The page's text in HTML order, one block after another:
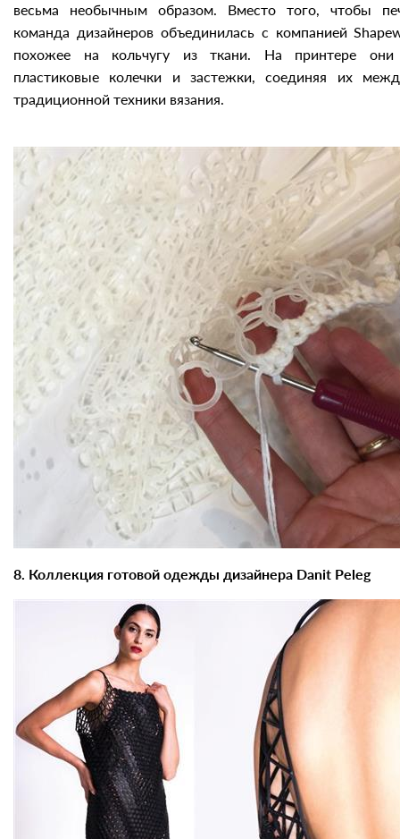
весьма необычным образом. Вместо того, чтобы
команда дизайнеров объединилась с компанией
похожее на кольчугу из ткани. На принтере они
пластиковые колечки и застежки, соединяя их
традиционной техники вязания.
8. Коллекция готовой одежды дизайнера Danit Peleg